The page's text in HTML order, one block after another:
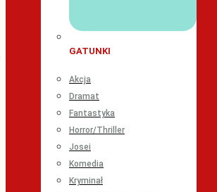
GATUNKI
Akcja
Dramat
Fantastyka
Horror/Thriller
Josei
Komedia
Kryminał